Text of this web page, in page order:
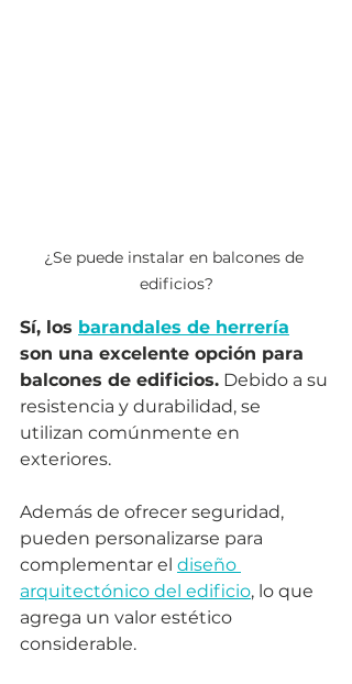
¿Se puede instalar en balcones de
edificios?
Sí, los barandales de herrería
son una excelente opción para
balcones de edificios. Debido a su
resistencia y durabilidad, se
utilizan comúnmente en
exteriores.
Además de ofrecer seguridad,
pueden personalizarse para
complementar el diseño
arquitectónico del edificio, lo que
agrega un valor estético
considerable.